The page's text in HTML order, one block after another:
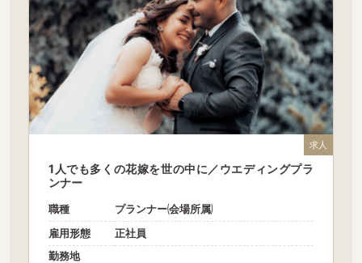
求人
1人でも多くの花嫁を世の中に／ウエディングプラ
ンナー
職種
プランナー(会場所属)
雇用形態
正社員
勤務地